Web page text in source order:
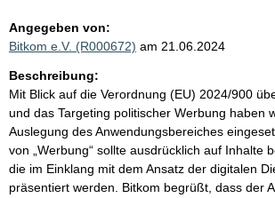
Angegeben von:
Bitkom e.V. (R000672) am 21.06.2024
Beschreibung:
Mit Blick auf die Verordnung (EU) 2024/900
und das Targeting politischer Werbung haben
Auslegung des Anwendungsbereiches
von „Werbung“ sollte ausdrücklich auf Inhalte
die im Einklang mit dem Ansatz der digitalen
präsentiert werden. Bitkom begrüßt, dass der